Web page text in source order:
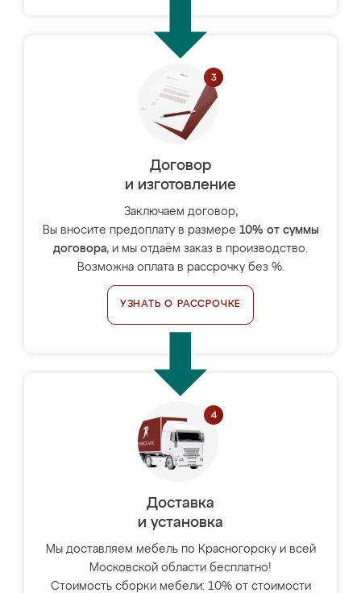
Договор
и изготовление
Заключаем договор,
Вы вносите предоплату в размере 10% от суммы
договора, и мы отдаём заказ в производство.
Возможна оплата в рассрочку без %.
УЗНАТЬ О РАССРОЧКЕ
Доставка
и установка
Мы доставляем мебель по Красногорску и всей
Московской области бесплатно!
Стоимость сборки мебели: 10% от стоимости